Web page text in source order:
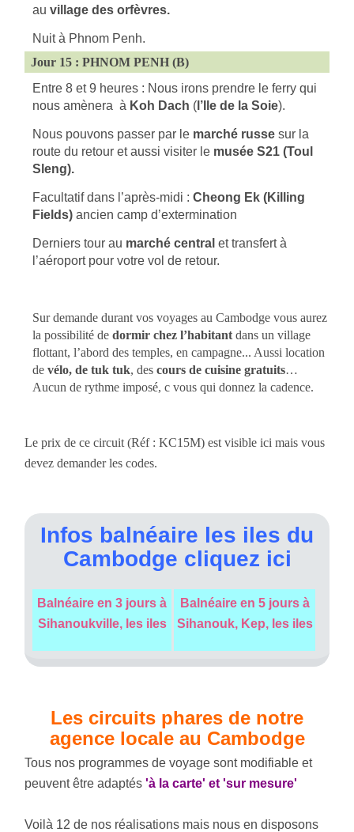
auvillage des orfèvres.
Nuit à Phnom Penh.
Jour 15 : PHNOM PENH (B)
Entre 8 et 9 heures : Nous irons prendre le ferry qui
nous amènera à Koh Dach ( l’Ile de la Soie).
Nous pouvons passer par le marché russe sur la
route du retour et aussi visiter le musée S21 (Toul
Sleng).
Facultatif dans l’après-midi :Cheong Ek (Killing
Fields) ancien camp d’extermination
Derniers tour au marché central et transfert à
l’aéroport pour votre vol de retour.
Sur demande durant vos voyages au Cambodge vous aurez
la possibilité dedormir chez l’habitant dans un village
flottant, l’abord des temples, en campagne... Aussi location
devélo, de tuk tuk, descours de cuisine gratuits…
Aucun de rythme imposé, c vous qui donnez la cadence.
Le prix de ce circuit (Réf : KC15M) est visible ici mais vous
devez demander les codes.
Infos balnéaire les iles du
Cambodge cliquez ici
Balnéaire en 3 jours à
Sihanoukville, les iles
Balnéaire en 5 jours à
Sihanouk, Kep, les iles
Les circuits phares de notre
agence locale au Cambodge
Tous nos programmes de voyage sont modifiable et
peuvent être adaptés'à la carte' et 'sur mesure'
Voilà 12 de nos réalisations mais nous en disposons